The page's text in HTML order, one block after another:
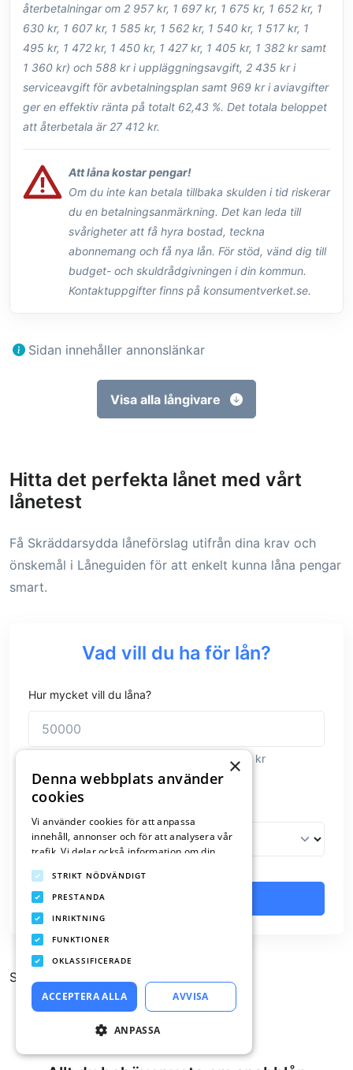
återbetalningar om 2 957 kr, 1 697 kr, 1 675 kr, 1 652 kr, 1
630 kr, 1 607 kr, 1 585 kr, 1 562 kr, 1 540 kr, 1 517 kr, 1
495 kr, 1 472 kr, 1 450 kr, 1 427 kr, 1 405 kr, 1 382 kr samt
1 360 kr) och 588 kr i uppläggningsavgift, 2 435 kr i
serviceavgift för avbetalningsplan samt 969 kr i aviavgifter
ger en effektiv ränta på totalt 62,43 %. Det totala beloppet
att återbetala är 27 412 kr.
Att låna kostar pengar!
Om du inte kan betala tillbaka skulden i tid riskerar
du en betalningsanmärkning. Det kan leda till
svårigheter att få hyra bostad, teckna
abonnemang och få nya lån. För stöd, vänd dig till
budget- och skuldrådgivningen i din kommun.
Kontaktuppgifter finns på konsumentverket.se.
Sidan innehåller annonslänkar
Visa alla långivare
Hitta det perfekta lånet med vårt
lånetest
Få Skräddarsydda låneförslag utifrån dina krav och
önskemål i Låneguiden för att enkelt kunna låna pengar
smart.
Vad vill du ha för lån?
Hur mycket vill du låna?
Ange ett belopp mellan 1 000 och 600 000 kr
Vad behöver du lånet till?
Sidans innehåll
×
Denna webbplats använder
cookies
Vi använder cookies för att anpassa
innehåll, annonser och för att analysera vår
trafik. Vi delar också information om din
reklam- och analyspartners som kan
kombinera den med annan information som
du har tillhandahållit dem eller som de har
samlat in från din användning av deras
tjänster. Integritetspolicy
STRIKT NÖDVÄNDIGT
PRESTANDA
INRIKTNING
FUNKTIONER
OKLASSIFICERADE
ACCEPTERA ALLA AVVISA
ANPASSA